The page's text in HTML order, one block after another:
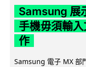
Samsung 展
手機毋須輸
作
Samsung 電子 MX 部